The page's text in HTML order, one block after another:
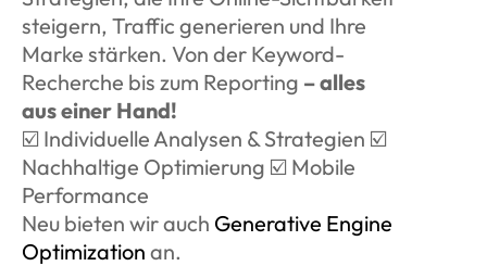
steigern, Traffic generieren und Ihre
Marke stärken. Von der Keyword-
Recherche bis zum Reporting – alles
aus einer Hand!
☑️ Individuelle Analysen & Strategien ☑️
Nachhaltige Optimierung ☑️ Mobile
Performance
Neu bieten wir auch Generative Engine
Optimization an.